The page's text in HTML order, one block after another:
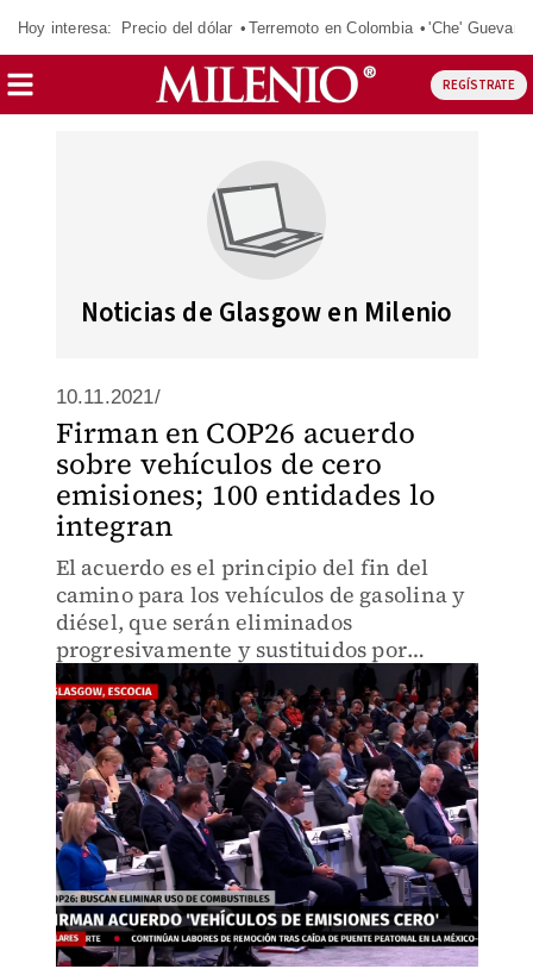
Hoy interesa: Precio del dólar Terremoto en Colombia 'Che' Guevara
REGÍSTRATE
Noticias de Glasgow en Milenio
10.11.2021/
Firman en COP26 acuerdo
sobre vehículos de cero
emisiones; 100 entidades lo
integran
El acuerdo es el principio del fin del
camino para los vehículos de gasolina y
diésel, que serán eliminados
progresivamente y sustituidos por
vehículos de cero emisiones para 2035
en los mercados clave.